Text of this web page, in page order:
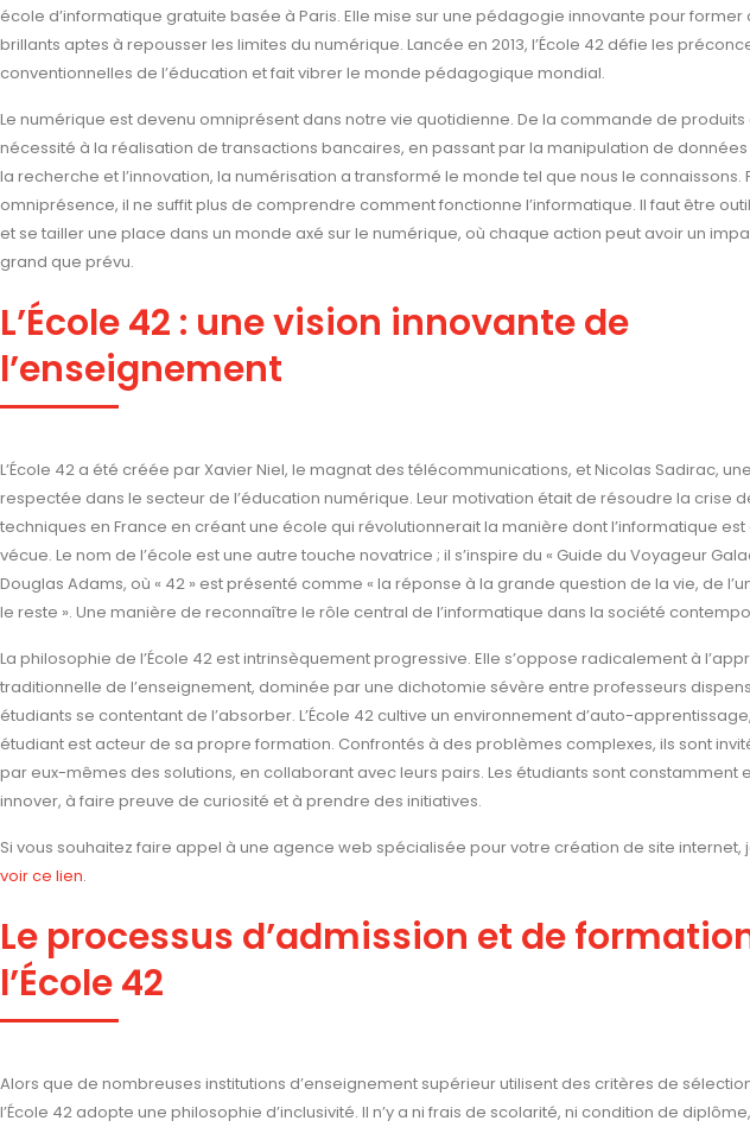
école d’informatique gratuite basée à Paris. Elle mise sur une pédagogie innovante pour former
brillants aptes à repousser les limites du numérique. Lancée en 2013, l’École 42 défie les
conventionnelles de l’éducation et fait vibrer le monde pédagogique mondial.
Le numérique est devenu omniprésent dans notre vie quotidienne. De la commande de
nécessité à la réalisation de transactions bancaires, en passant par la manipulation de
la recherche et l’innovation, la numérisation a transformé le monde tel que nous le connaissons.
omniprésence, il ne suffit plus de comprendre comment fonctionne l’informatique. Il faut être
et se tailler une place dans un monde axé sur le numérique, où chaque action peut avoir un
grand que prévu.
L’École 42 : une vision innovante de
l’enseignement
L’École 42 a été créée par Xavier Niel, le magnat des télécommunications, et Nicolas Sadirac,
respectée dans le secteur de l’éducation numérique. Leur motivation était de résoudre la crise
techniques en France en créant une école qui révolutionnerait la manière dont l’informatique
vécue. Le nom de l’école est une autre touche novatrice ; il s’inspire du « Guide du Voyageur
Douglas Adams, où « 42 » est présenté comme « la réponse à la grande question de la vie, de
le reste ». Une manière de reconnaître le rôle central de l’informatique dans la société
La philosophie de l’École 42 est intrinsèquement progressive. Elle s’oppose radicalement à
traditionnelle de l’enseignement, dominée par une dichotomie sévère entre professeurs
étudiants se contentant de l’absorber. L’École 42 cultive un environnement d’auto-
étudiant est acteur de sa propre formation. Confrontés à des problèmes complexes, ils sont
par eux-mêmes des solutions, en collaborant avec leurs pairs. Les étudiants sont constamment
innover, à faire preuve de curiosité et à prendre des initiatives.
Si vous souhaitez faire appel à une agence web spécialisée pour votre création de site internet,
voir ce lien.
Le processus d’admission et de
l’École 42
Alors que de nombreuses institutions d’enseignement supérieur utilisent des critères de
l’École 42 adopte une philosophie d’inclusivité. Il n’y a ni frais de scolarité, ni condition de